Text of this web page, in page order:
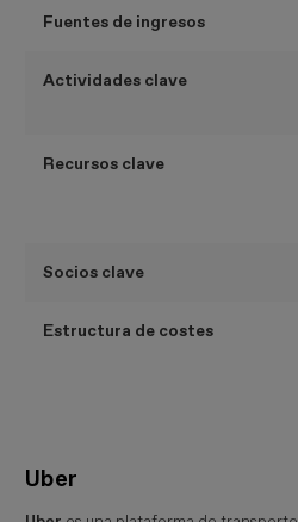
Fuentes de ingresos
Actividades clave
Recursos clave
Socios clave
Estructura de costes
Uber